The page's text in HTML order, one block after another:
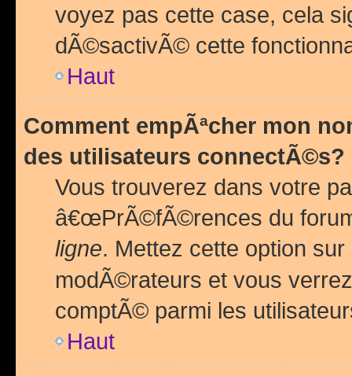
voyez pas cette case, cela
dÃ©sactivÃ© cette
Haut
Comment empÃªcher mon
des utilisateurs connectÃ©s?
Vous trouverez dans votre
â€œPrÃ©fÃ©rences du
ligne. Mettez cette option sur
modÃ©rateurs et vous
comptÃ© parmi les
Haut